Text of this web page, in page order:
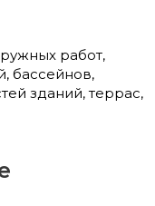
работ,
бассейнов,
зданий, террас,